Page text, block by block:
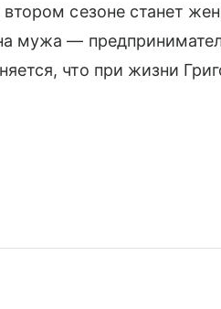
втором сезоне станет
мужа —
что при жизни